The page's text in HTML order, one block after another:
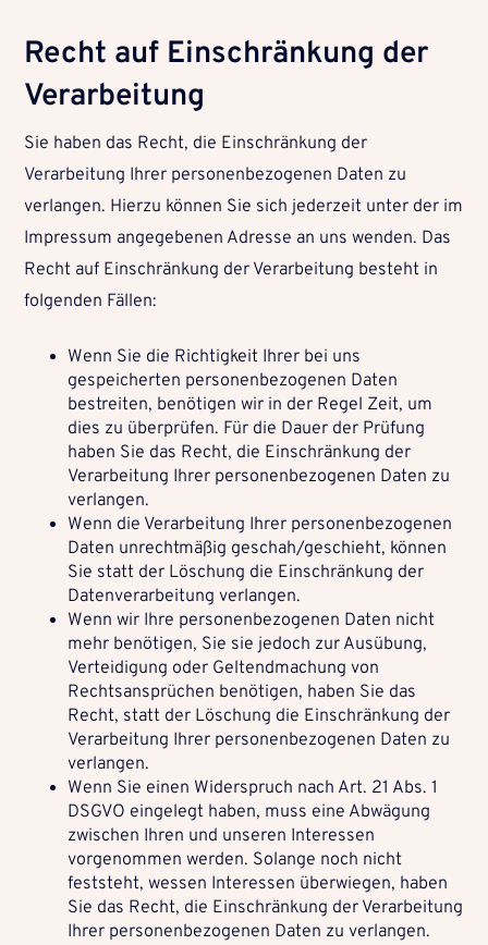
Recht auf Einschränkung der
Verarbeitung
Sie haben das Recht, die Einschränkung der
Verarbeitung Ihrer personenbezogenen Daten zu
verlangen. Hierzu können Sie sich jederzeit unter der im
Impressum angegebenen Adresse an uns wenden. Das
Recht auf Einschränkung der Verarbeitung besteht in
folgenden Fällen:
Wenn Sie die Richtigkeit Ihrer bei uns
gespeicherten personenbezogenen Daten
bestreiten, benötigen wir in der Regel Zeit, um
dies zu überprüfen. Für die Dauer der Prüfung
haben Sie das Recht, die Einschränkung der
Verarbeitung Ihrer personenbezogenen Daten zu
verlangen.
Wenn die Verarbeitung Ihrer personenbezogenen
Daten unrechtmäßig geschah/geschieht, können
Sie statt der Löschung die Einschränkung der
Datenverarbeitung verlangen.
Wenn wir Ihre personenbezogenen Daten nicht
mehr benötigen, Sie sie jedoch zur Ausübung,
Verteidigung oder Geltendmachung von
Rechtsansprüchen benötigen, haben Sie das
Recht, statt der Löschung die Einschränkung der
Verarbeitung Ihrer personenbezogenen Daten zu
verlangen.
Wenn Sie einen Widerspruch nach Art. 21 Abs. 1
DSGVO eingelegt haben, muss eine Abwägung
zwischen Ihren und unseren Interessen
vorgenommen werden. Solange noch nicht
feststeht, wessen Interessen überwiegen, haben
Sie das Recht, die Einschränkung der Verarbeitung
Ihrer personenbezogenen Daten zu verlangen.